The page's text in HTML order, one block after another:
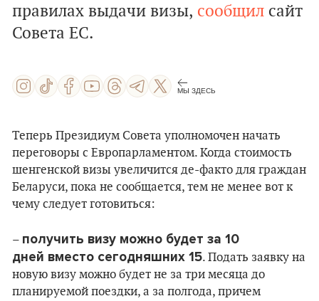
правилах выдачи визы, сообщил сайт
Совета ЕС.
МЫ ЗДЕСЬ
Теперь Президиум Совета уполномочен начать
переговоры с Европарламентом. Когда стоимость
шенгенской визы увеличится де-факто для граждан
Беларуси, пока не сообщается, тем не менее вот к
чему следует готовиться:
– получить визу можно будет за 10
дней вместо сегодняшних 15. Подать заявку на
новую визу можно будет не за три месяца до
планируемой поездки, а за полгода, причем